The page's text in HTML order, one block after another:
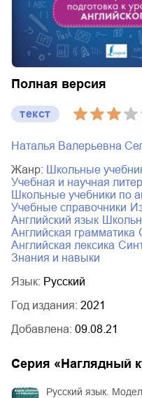
Полная версия
текст
Наталья Валерьевна
Жанр:
школьные
учебная и научная
школьные учебники по
учебные справочники
английский язык
английская грамматика
английская лексика
знания и навыки
Язык: Русский
Год издания: 2021
Добавлена: 09.08.21
Серия «Наглядный
Русский язык.